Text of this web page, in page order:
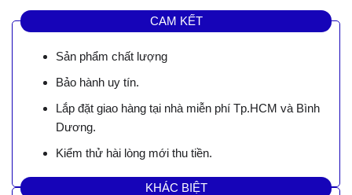
CAM KẾT
Sản phẩm chất lượng
Bảo hành uy tín.
Lắp đặt giao hàng tại nhà miễn phí Tp.HCM và Bình
Dương.
Kiểm thử hài lòng mới thu tiền.
KHÁC BIỆT